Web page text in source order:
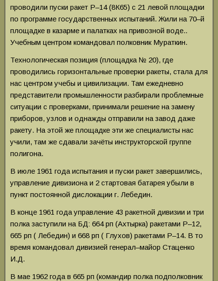
проводили пуски ракет Р–14 (8К65) с 21 левой площадки
по программе государственных испытаний. Жили на 70–й
площадке в казарме и палатках на привозной воде..
Учебным центром командовал полковник Мураткин.
Технологическая позиция (площадка № 20), где
проводились горизонтальные проверки ракеты, стала для
нас центром учебы и цивилизации. Там ежедневно
представители промышленности разбирали проблемные
ситуации с проверками, принимали решение на замену
приборов, узлов и однажды отправили на завод даже
ракету. На этой же площадке эти же специалисты нас
учили, там же сдавали зачёты инструкторской группе
полигона.
В июле 1961 года испытания и пуски ракет завершились,
управление дивизиона и 2 стартовая батарея убыли в
пункт постоянной дислокации г. Лебедин.
В конце 1961 года управление 43 ракетной дивизии и три
полка заступили на БД: 664 рп (Ахтырка) ракетами Р–12,
665 рп ( Лебедин) и 668 рп ( Глухов) ракетами Р–14. В то
время командовал дивизией генерал–майор Стаценко
И.Д.
В мае 1962 года в 665 рп (командир полка подполковник